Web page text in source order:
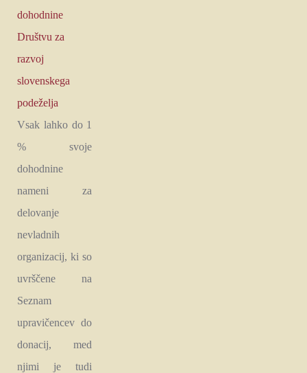
dohodnine
Društvu za
razvoj
slovenskega
podeželja
Vsak lahko do 1
% svoje
dohodnine
nameni za
delovanje
nevladnih
organizacij, ki so
uvrščene na
Seznam
upravičencev do
donacij, med
njimi je tudi